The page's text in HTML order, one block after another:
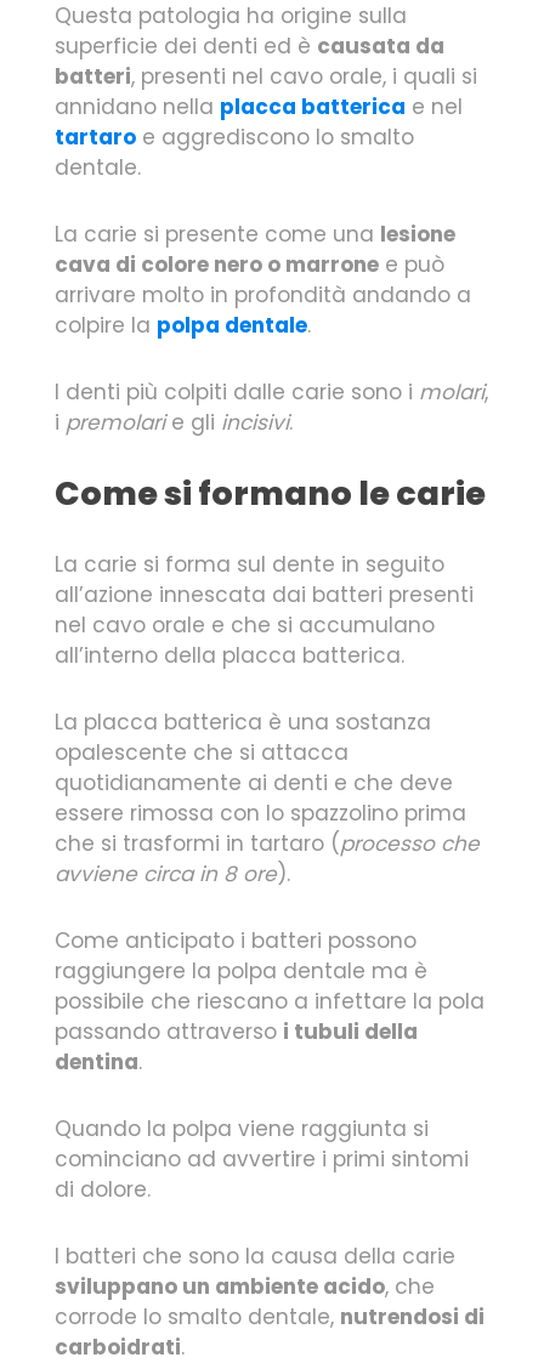
Questa patologia ha origine sulla
superficie dei denti ed è causata da
batteri, presenti nel cavo orale, i quali si
annidano nella placca batterica e nel
tartaro e aggrediscono lo smalto
dentale.
La carie si presente come una lesione
cava di colore nero o marrone e può
arrivare molto in profondità andando a
colpire la polpa dentale.
I denti più colpiti dalle carie sono i molari,
i premolarie gli incisivi.
Come si formano le carie
La carie si forma sul dente in seguito
all’azione innescata dai batteri presenti
nel cavo orale e che si accumulano
all’interno della placca batterica.
La placca batterica è una sostanza
opalescente che si attacca
quotidianamente ai denti e che deve
essere rimossa con lo spazzolino prima
che si trasformi in tartaro (processo che
avviene circa in 8 ore).
Come anticipato i batteri possono
raggiungere la polpa dentale ma è
possibile che riescano a infettare la pola
passando attraverso i tubuli della
dentina.
Quando la polpa viene raggiunta si
cominciano ad avvertire i primi sintomi
di dolore.
I batteri che sono la causa della carie
sviluppano un ambiente acido, che
corrode lo smalto dentale, nutrendosi di
carboidrati.